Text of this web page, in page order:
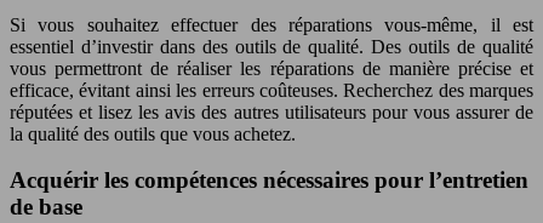
Si vous souhaitez effectuer des réparations vous-même, il est
essentiel d’investir dans des outils de qualité. Des outils de qualité
vous permettront de réaliser les réparations de manière précise et
efficace, évitant ainsi les erreurs coûteuses. Recherchez des marques
réputées et lisez les avis des autres utilisateurs pour vous assurer de
la qualité des outils que vous achetez.
Acquérir les compétences nécessaires pour l’entretien
de base